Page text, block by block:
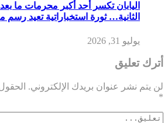
اليابان تكسر أحد أكبر محرمات ما
الثانية… ثورة استخباراتية تعيد رسم
يوليو 31, 2026
أترك تعليق
لن يتم نشر عنوان بريدك الإلكتروني.
*